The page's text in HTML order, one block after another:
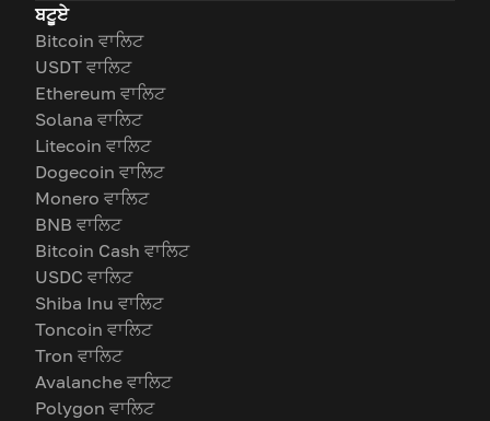
ਬਟੂਏ
Bitcoin ਵਾਲਿਟ
USDT ਵਾਲਿਟ
Ethereum ਵਾਲਿਟ
Solana ਵਾਲਿਟ
Litecoin ਵਾਲਿਟ
Dogecoin ਵਾਲਿਟ
Monero ਵਾਲਿਟ
BNB ਵਾਲਿਟ
Bitcoin Cash ਵਾਲਿਟ
USDC ਵਾਲਿਟ
Shiba Inu ਵਾਲਿਟ
Toncoin ਵਾਲਿਟ
Tron ਵਾਲਿਟ
Avalanche ਵਾਲਿਟ
Polygon ਵਾਲਿਟ